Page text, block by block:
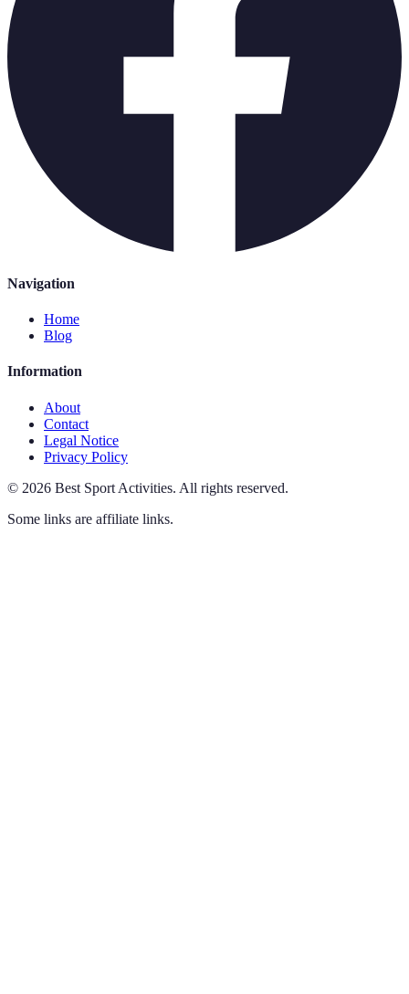
Navigation
Home
Blog
Information
About
Contact
Legal Notice
Privacy Policy
© 2026 Best Sport Activities. All rights reserved.
Some links are affiliate links.